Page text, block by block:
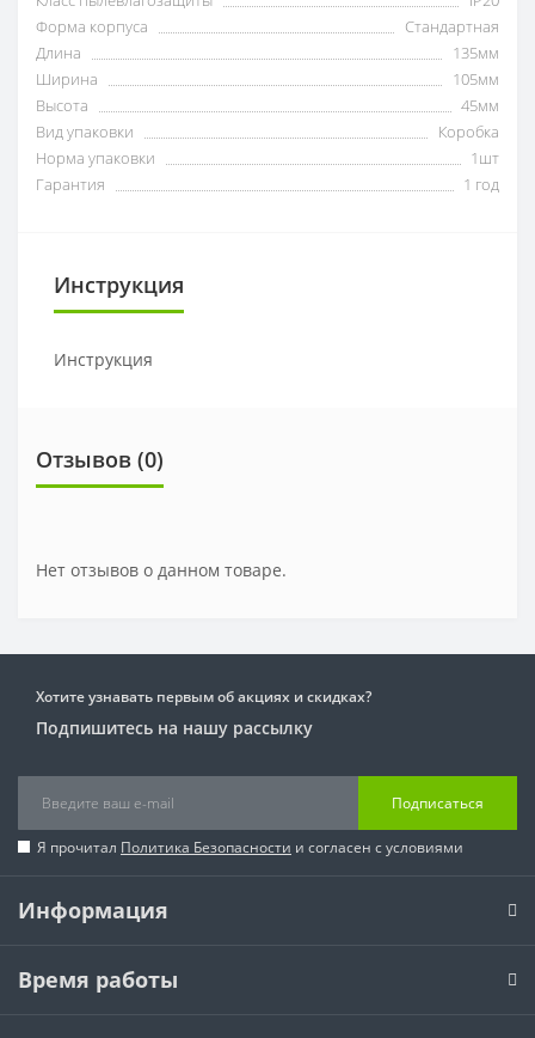
Форма корпуса
Стандартная
Длина
135мм
Ширина
105мм
Высота
45мм
Вид упаковки
Коробка
Норма упаковки
1шт
Гарантия
1 год
Инструкция
Инструкция
Отзывов (0)
Нет отзывов о данном товаре.
Хотите узнавать первым об акциях и скидках?
Подпишитесь на нашу рассылку
Подписаться
Я прочитал Политика Безопасности и согласен с условиями
Информация
Время работы